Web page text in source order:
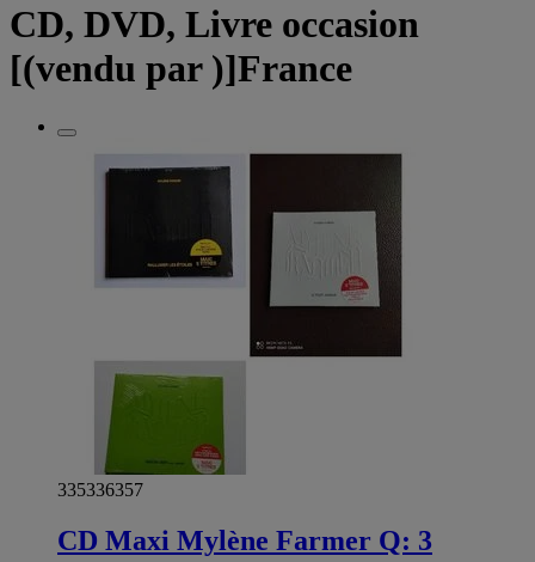
CD, DVD, Livre occasion
[(vendu par )]France
335336357
CD Maxi Mylène Farmer Q: 3